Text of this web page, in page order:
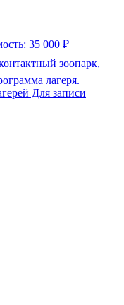
35 000 ₽
зоопарк,
лагеря.
Для записи